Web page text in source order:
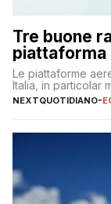
Tre buone
piattaforma
Le piattaforme
Italia, in particolar
NEXTQUOTIDIANO-